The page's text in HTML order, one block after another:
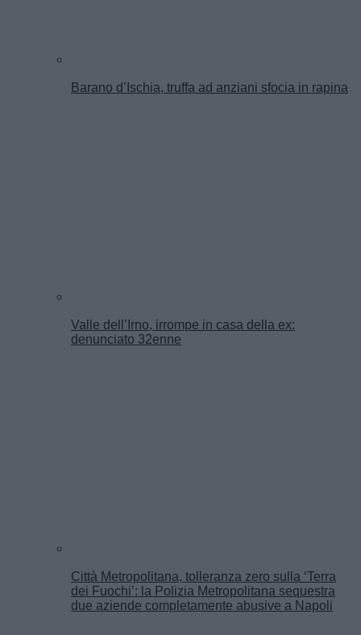
Barano d’Ischia, truffa ad anziani sfocia in rapina
Valle dell’Irno, irrompe in casa della ex:
denunciato 32enne
Città Metropolitana, tolleranza zero sulla ‘Terra
dei Fuochi’: la Polizia Metropolitana sequestra
due aziende completamente abusive a Napoli